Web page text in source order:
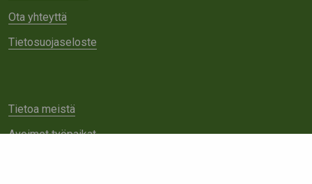
Ota yhteyttä
Tietosuojaseloste
Tietoa meistä
Avoimet työpaikat